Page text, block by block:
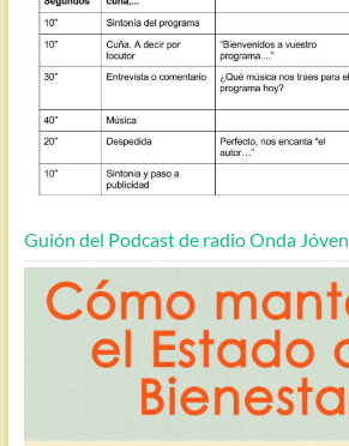
Guión del Podcast de radio Onda Jóven